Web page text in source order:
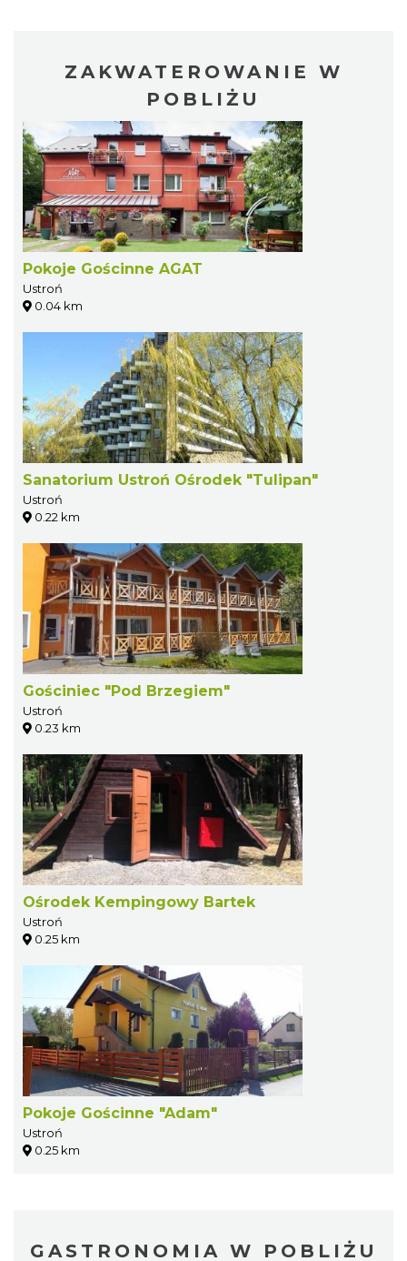
ZAKWATEROWANIE W
POBLIŻU
Pokoje Gościnne AGAT
Ustroń
0.04 km
Sanatorium Ustroń Ośrodek "Tulipan"
Ustroń
0.22 km
Gościniec "Pod Brzegiem"
Ustroń
0.23 km
Ośrodek Kempingowy Bartek
Ustroń
0.25 km
Pokoje Gościnne "Adam"
Ustroń
0.25 km
GASTRONOMIA W POBLIŻU